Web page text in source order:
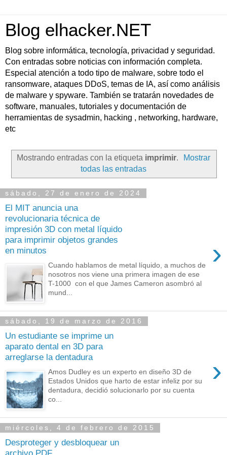
Blog elhacker.NET
Blog sobre informática, tecnología, privacidad y seguridad.
Con entradas sobre noticias con información completa.
Especial atención a todo tipo de malware, sobre todo el
ransomware, ataques DDoS, temas de IA, así como análisis
de malware y spyware. También se tratarán novedades de
software, manuales, tutoriales y documentación de
herramientas de sysadmin, hacking , networking, hardware,
etc
Mostrando entradas con la etiqueta imprimir.
Mostrar
todas las entradas
sábado, 27 de enero de 2024
El MIT anuncia una
revolucionaria técnica de
impresión 3D con metal líquido
para imprimir objetos grandes
en minutos
›
Cuando hablamos de metal líquido, a muchos de
nosotros nos viene una primera imagen de ese
T-1000 con el que James Cameron asombró al
mund...
sábado, 19 de marzo de 2016
Un estudiante se imprime un
aparato dental en 3D para
arreglarse la dentadura
›
Amos Dudley es un experto en diseño 3D de
Estados Unidos que harto de estar infeliz por su
dentadura, decidió solucionarlo por su cuenta
co...
miércoles, 4 de febrero de 2015
Desproteger y desbloquear un